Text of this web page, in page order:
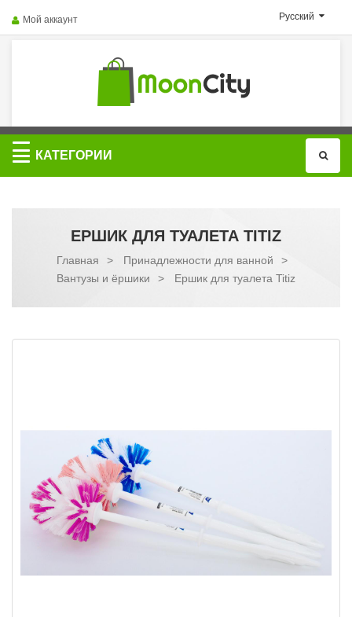
Русский
Мой аккаунт
Категории
КАТЕГОРИИ
ЕРШИК ДЛЯ ТУАЛЕТА TITIZ
Главная > Принадлежности для ванной
>
Вантузы и ёршики
> Ершик для туалета Titiz